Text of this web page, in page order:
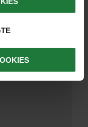
lilleput-ø
eller